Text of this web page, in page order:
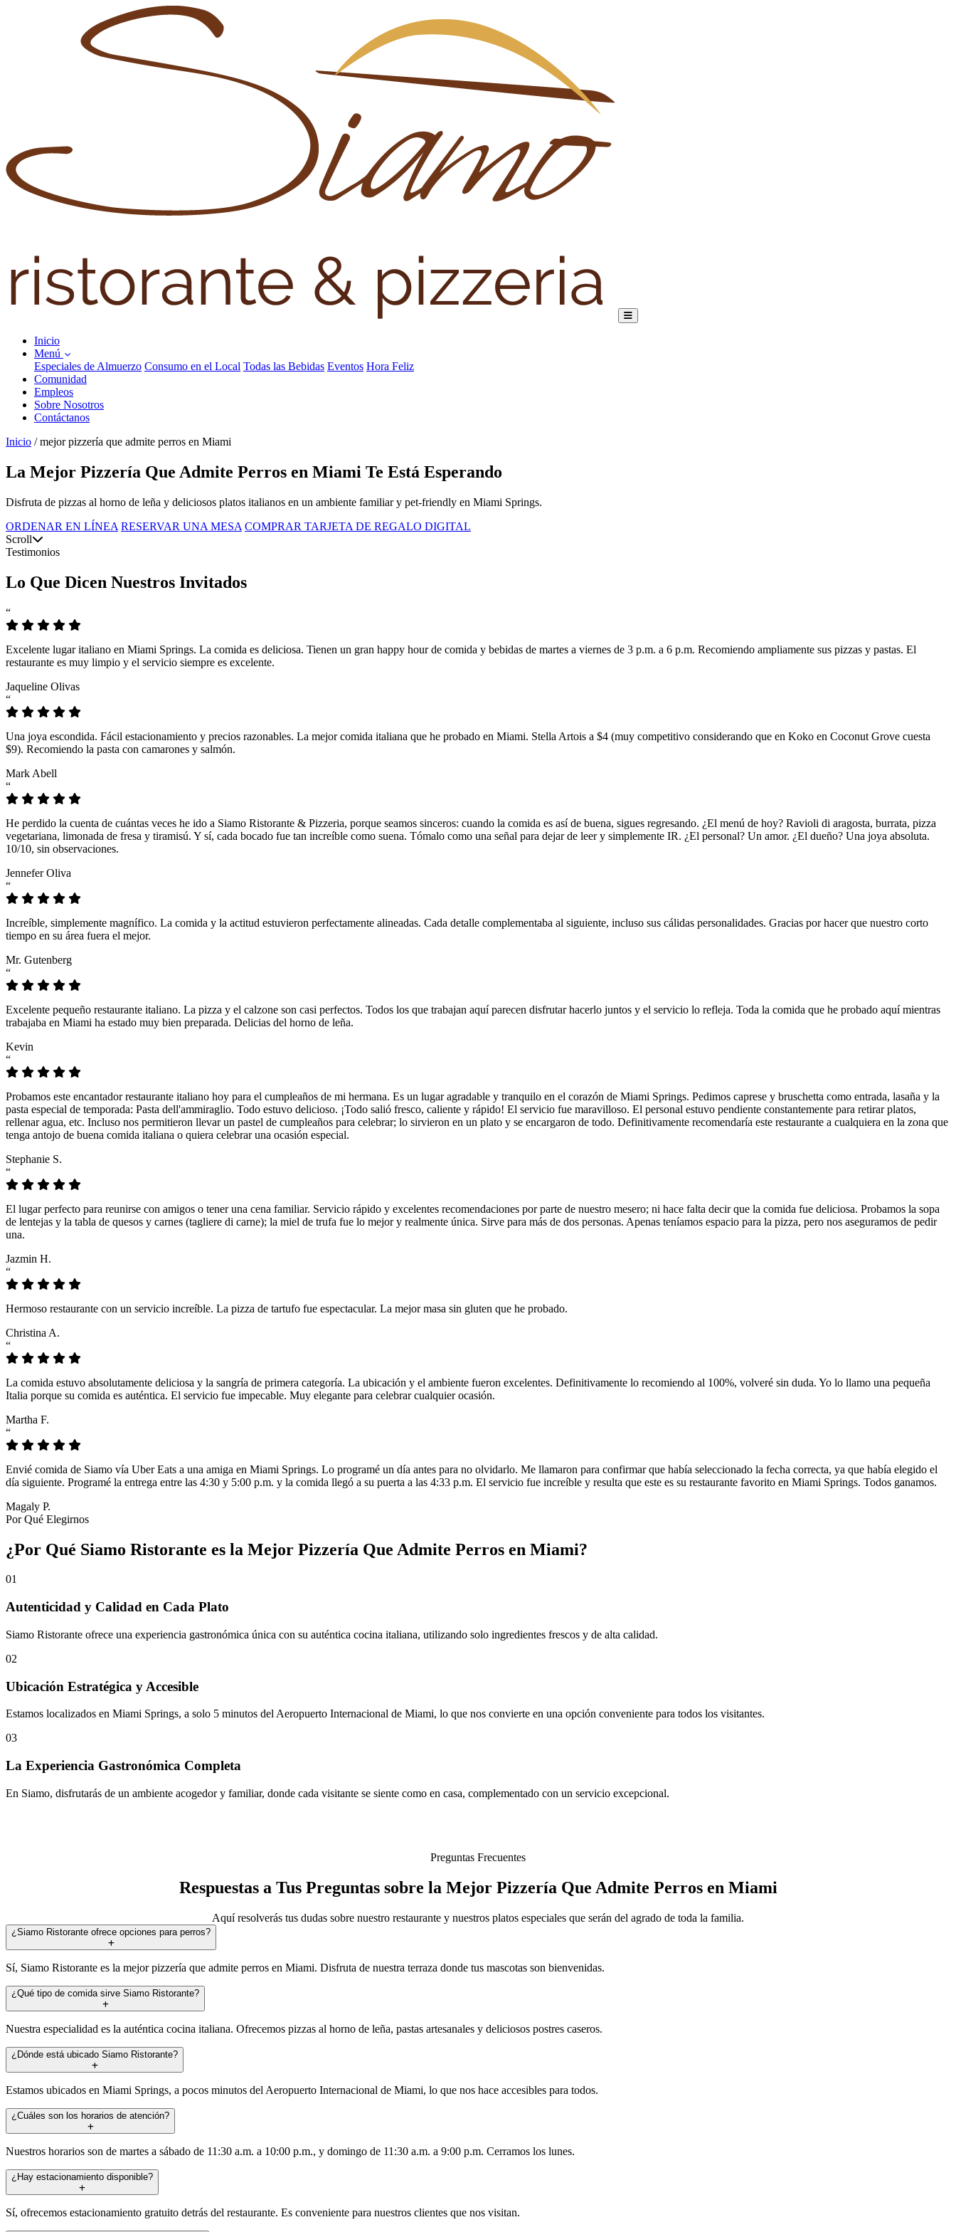
Inicio
Menú
Especiales de Almuerzo Consumo en el Local Todas las Bebidas Eventos Hora Feliz
Comunidad
Empleos
Sobre Nosotros
Contáctanos
Inicio / mejor pizzería que admite perros en Miami
La Mejor Pizzería Que Admite Perros en Miami Te Está Esperando
Disfruta de pizzas al horno de leña y deliciosos platos italianos en un ambiente familiar y pet-friendly en Miami Springs.
ORDENAR EN LÍNEA RESERVAR UNA MESA COMPRAR TARJETA DE REGALO DIGITAL
Scroll
Testimonios
Lo Que Dicen Nuestros Invitados
“
Excelente lugar italiano en Miami Springs. La comida es deliciosa. Tienen un gran happy hour de comida y bebidas de martes a viernes de 3 p.m. a 6 p.m. Recomiendo ampliamente sus pizzas y pastas. El
restaurante es muy limpio y el servicio siempre es excelente.
Jaqueline Olivas
“
Una joya escondida. Fácil estacionamiento y precios razonables. La mejor comida italiana que he probado en Miami. Stella Artois a $4 (muy competitivo considerando que en Koko en Coconut Grove cuesta
$9). Recomiendo la pasta con camarones y salmón.
Mark Abell
“
He perdido la cuenta de cuántas veces he ido a Siamo Ristorante & Pizzeria, porque seamos sinceros: cuando la comida es así de buena, sigues regresando. ¿El menú de hoy? Ravioli di aragosta, burrata, pizza
vegetariana, limonada de fresa y tiramisú. Y sí, cada bocado fue tan increíble como suena. Tómalo como una señal para dejar de leer y simplemente IR. ¿El personal? Un amor. ¿El dueño? Una joya absoluta.
10/10, sin observaciones.
Jennefer Oliva
“
Increíble, simplemente magnífico. La comida y la actitud estuvieron perfectamente alineadas. Cada detalle complementaba al siguiente, incluso sus cálidas personalidades. Gracias por hacer que nuestro corto
tiempo en su área fuera el mejor.
Mr. Gutenberg
“
Excelente pequeño restaurante italiano. La pizza y el calzone son casi perfectos. Todos los que trabajan aquí parecen disfrutar hacerlo juntos y el servicio lo refleja. Toda la comida que he probado aquí mientras
trabajaba en Miami ha estado muy bien preparada. Delicias del horno de leña.
Kevin
“
Probamos este encantador restaurante italiano hoy para el cumpleaños de mi hermana. Es un lugar agradable y tranquilo en el corazón de Miami Springs. Pedimos caprese y bruschetta como entrada, lasaña y la
pasta especial de temporada: Pasta dell'ammiraglio. Todo estuvo delicioso. ¡Todo salió fresco, caliente y rápido! El servicio fue maravilloso. El personal estuvo pendiente constantemente para retirar platos,
rellenar agua, etc. Incluso nos permitieron llevar un pastel de cumpleaños para celebrar; lo sirvieron en un plato y se encargaron de todo. Definitivamente recomendaría este restaurante a cualquiera en la zona que
tenga antojo de buena comida italiana o quiera celebrar una ocasión especial.
Stephanie S.
“
El lugar perfecto para reunirse con amigos o tener una cena familiar. Servicio rápido y excelentes recomendaciones por parte de nuestro mesero; ni hace falta decir que la comida fue deliciosa. Probamos la sopa
de lentejas y la tabla de quesos y carnes (tagliere di carne); la miel de trufa fue lo mejor y realmente única. Sirve para más de dos personas. Apenas teníamos espacio para la pizza, pero nos aseguramos de pedir
una.
Jazmin H.
“
Hermoso restaurante con un servicio increíble. La pizza de tartufo fue espectacular. La mejor masa sin gluten que he probado.
Christina A.
“
La comida estuvo absolutamente deliciosa y la sangría de primera categoría. La ubicación y el ambiente fueron excelentes. Definitivamente lo recomiendo al 100%, volveré sin duda. Yo lo llamo una pequeña
Italia porque su comida es auténtica. El servicio fue impecable. Muy elegante para celebrar cualquier ocasión.
Martha F.
“
Envié comida de Siamo vía Uber Eats a una amiga en Miami Springs. Lo programé un día antes para no olvidarlo. Me llamaron para confirmar que había seleccionado la fecha correcta, ya que había elegido el
día siguiente. Programé la entrega entre las 4:30 y 5:00 p.m. y la comida llegó a su puerta a las 4:33 p.m. El servicio fue increíble y resulta que este es su restaurante favorito en Miami Springs. Todos ganamos.
Magaly P.
Por Qué Elegirnos
¿Por Qué Siamo Ristorante es la Mejor Pizzería Que Admite Perros en Miami?
01
Autenticidad y Calidad en Cada Plato
Siamo Ristorante ofrece una experiencia gastronómica única con su auténtica cocina italiana, utilizando solo ingredientes frescos y de alta calidad.
02
Ubicación Estratégica y Accesible
Estamos localizados en Miami Springs, a solo 5 minutos del Aeropuerto Internacional de Miami, lo que nos convierte en una opción conveniente para todos los visitantes.
03
La Experiencia Gastronómica Completa
En Siamo, disfrutarás de un ambiente acogedor y familiar, donde cada visitante se siente como en casa, complementado con un servicio excepcional.
Preguntas Frecuentes
Respuestas a Tus Preguntas sobre la Mejor Pizzería Que Admite Perros en Miami
Aquí resolverás tus dudas sobre nuestro restaurante y nuestros platos especiales que serán del agrado de toda la familia.
¿Siamo Ristorante ofrece opciones para perros?
Sí, Siamo Ristorante es la mejor pizzería que admite perros en Miami. Disfruta de nuestra terraza donde tus mascotas son bienvenidas.
¿Qué tipo de comida sirve Siamo Ristorante?
Nuestra especialidad es la auténtica cocina italiana. Ofrecemos pizzas al horno de leña, pastas artesanales y deliciosos postres caseros.
¿Dónde está ubicado Siamo Ristorante?
Estamos ubicados en Miami Springs, a pocos minutos del Aeropuerto Internacional de Miami, lo que nos hace accesibles para todos.
¿Cuáles son los horarios de atención?
Nuestros horarios son de martes a sábado de 11:30 a.m. a 10:00 p.m., y domingo de 11:30 a.m. a 9:00 p.m. Cerramos los lunes.
¿Hay estacionamiento disponible?
Sí, ofrecemos estacionamiento gratuito detrás del restaurante. Es conveniente para nuestros clientes que nos visitan.